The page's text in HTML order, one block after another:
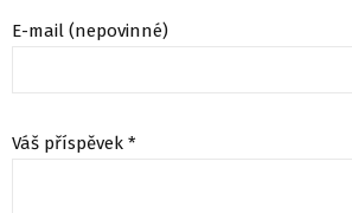
E-mail (nepovinné)
Váš příspěvek *